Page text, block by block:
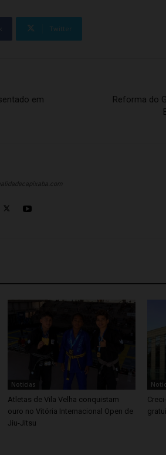
Twitter
em
Reforma do
Noticias
Atletas de Vila Velha conquistam
ouro no Vitória Internacional Open de
Jiu-Jitsu